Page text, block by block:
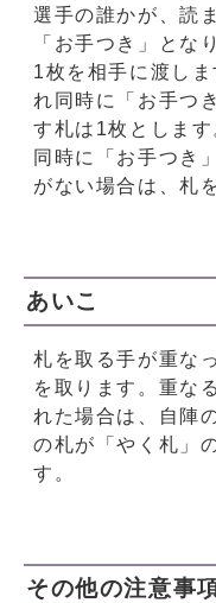
選手の誰かが、読
「お手つき」とな
1枚を相手に渡し
れ同時に「お手つ
す札は1枚としま
同時に「お手つき
がない場合は、札
あいこ
札を取る手が重な
を取ります。重な
れた場合は、自陣
の札が「やく札」
す。
その他の注意事